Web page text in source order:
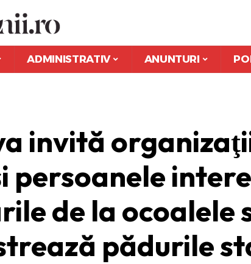
ADMINISTRATIV ANUNTURI
invită
persoanele
de la ocoalele
pădurile